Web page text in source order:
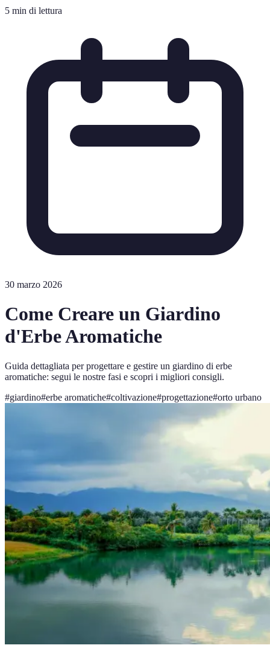
5 min di lettura
30 marzo 2026
Come Creare un Giardino
d'Erbe Aromatiche
Guida dettagliata per progettare e gestire un giardino di erbe
aromatiche: segui le nostre fasi e scopri i migliori consigli.
#giardino#erbe aromatiche#coltivazione#progettazione#orto urbano